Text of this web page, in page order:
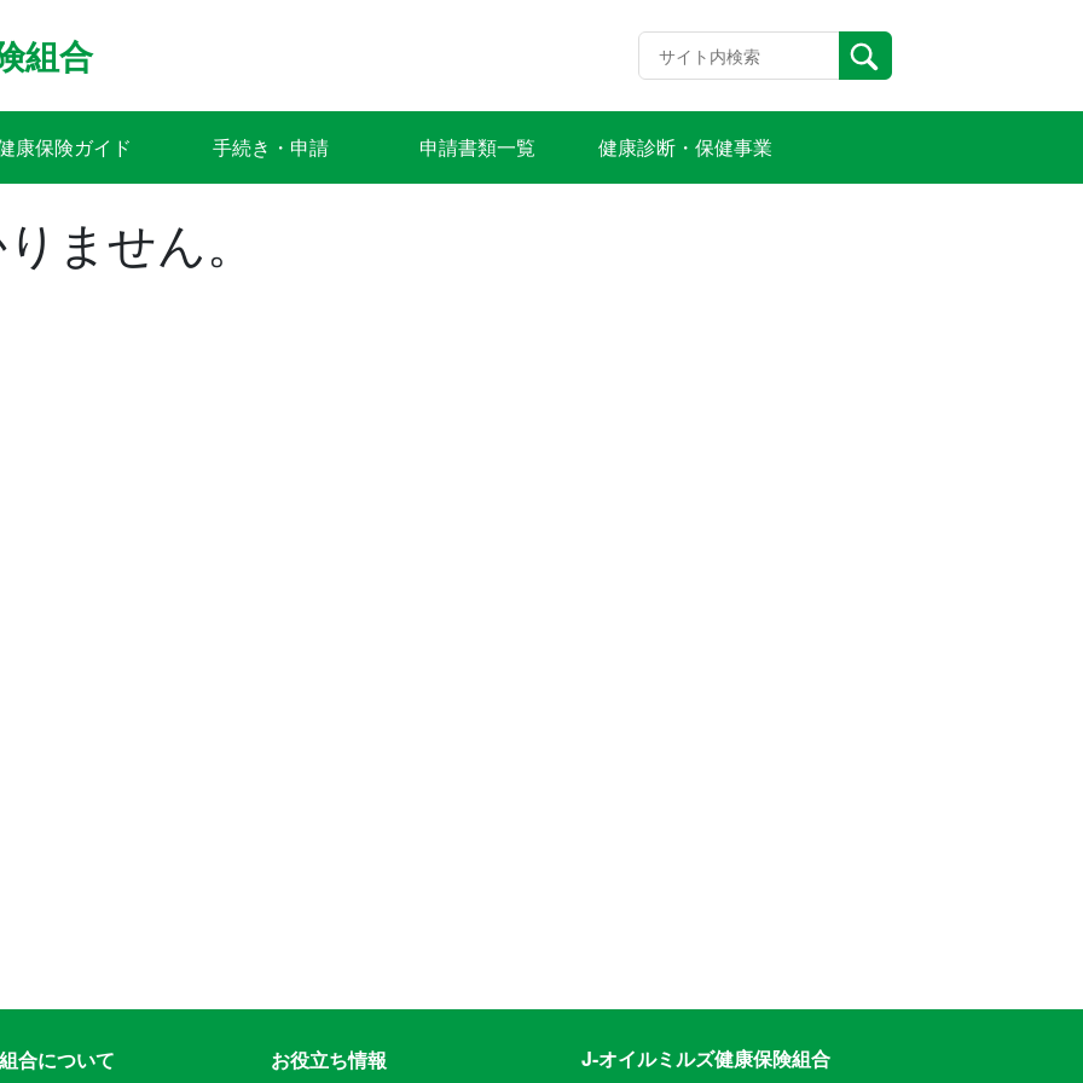
組合
康保険ガイド 手続き・申請 申請書類一覧 健康診断・保健事業
ません。
合について お役立ち情報 J-オイルミルズ健康保険組合